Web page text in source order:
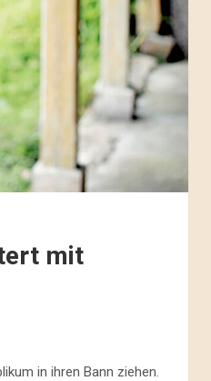
mit
in ihren Bann ziehen.